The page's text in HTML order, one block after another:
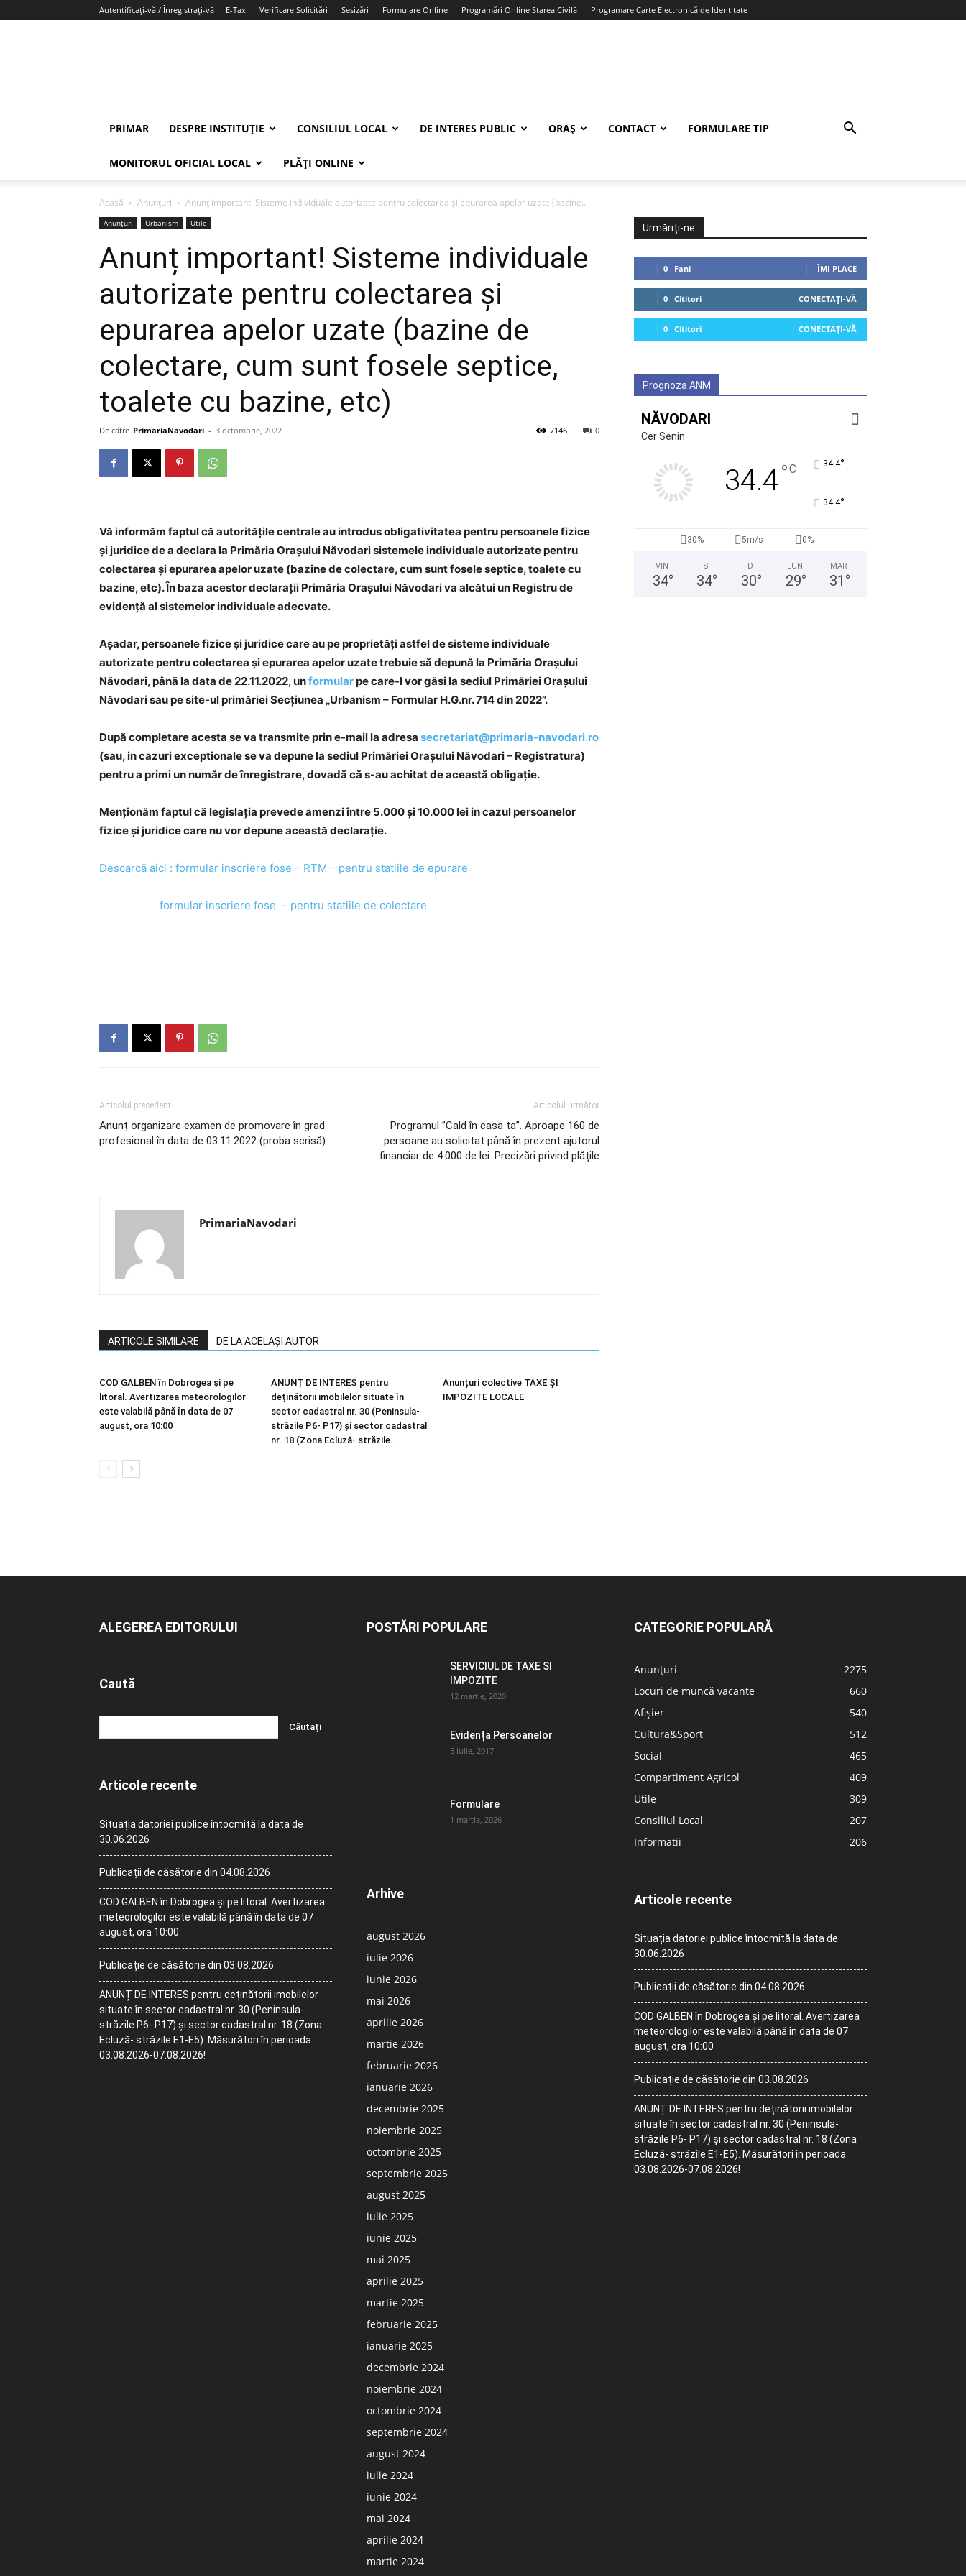
Autentificați-vă / Înregistrați-vă E-Tax Verificare Solicitări Sesizări Formulare Online Programări Online Starea Civilă Programare Carte Electronică de Identitate
PRIMAR DESPRE INSTITUȚIE CONSILIUL LOCAL DE INTERES PUBLIC ORAȘ CONTACT FORMULARE TIP
MONITORUL OFICIAL LOCAL PLĂȚI ONLINE
Acasă Anunțuri Anunț important! Sisteme individuale autorizate pentru colectarea și epurarea apelor uzate (bazine...
Anunțuri Urbanism Utile
Anunț important! Sisteme individuale
autorizate pentru colectarea și
epurarea apelor uzate (bazine de
colectare, cum sunt fosele septice,
toalete cu bazine, etc)
De către PrimariaNavodari - 3 octombrie, 2022 0
7146
Vă informăm faptul că autoritățile centrale au introdus obligativitatea pentru persoanele fizice
și juridice de a declara la Primăria Orașului Năvodari sistemele individuale autorizate pentru
colectarea și epurarea apelor uzate (bazine de colectare, cum sunt fosele septice, toalete cu
bazine, etc). În baza acestor declarații Primăria Orașului Năvodari va alcătui un Registru de
evidență al sistemelor individuale adecvate.
Așadar, persoanele fizice și juridice care au pe proprietăți astfel de sisteme individuale
autorizate pentru colectarea și epurarea apelor uzate trebuie să depună la Primăria Orașului
Năvodari, până la data de 22.11.2022, unformularpe care-l vor găsi la sediul Primăriei Orașului
Năvodari sau pe site-ul primăriei Secțiunea „Urbanism – Formular H.G.nr. 714 din 2022”.
După completare acesta se va transmite prin e-mail la adresa secretariat@primaria-navodari.ro
(sau, in cazuri exceptionale se va depune la sediul Primăriei Orașului Năvodari – Registratura)
pentru a primi un număr de înregistrare, dovadă că s-au achitat de această obligație.
Menționăm faptul că legislația prevede amenzi între 5.000 și 10.000 lei in cazul persoanelor
fizice și juridice care nu vor depune această declarație.
Descarcă aici : formular inscriere fose – RTM – pentru statiile de epurare
formular inscriere fose – pentru statiile de colectare
Articolul precedent
Anunț organizare examen de promovare în grad
profesional în data de 03.11.2022 (proba scrisă)
Articolul următor
Programul ”Cald în casa ta”. Aproape 160 de
persoane au solicitat până în prezent ajutorul
financiar de 4.000 de lei. Precizări privind plățile
PrimariaNavodari
ARTICOLE SIMILARE DE LA ACELAȘI AUTOR
COD GALBEN în Dobrogea și pe
litoral. Avertizarea meteorologilor
este valabilă până în data de 07
august, ora 10:00
ANUNȚ DE INTERES pentru
deținătorii imobilelor situate în
sector cadastral nr. 30 (Peninsula-
străzile P6- P17) și sector cadastral
nr. 18 (Zona Ecluză- străzile...
Anunțuri colective TAXE ȘI
IMPOZITE LOCALE
Urmăriți-ne
0 Fani ÎMI PLACE
0 Cititori CONECTAȚI-VĂ
0 Cititori CONECTAȚI-VĂ
Prognoza ANM
NĂVODARI
Cer Senin
34.4°C 34.4°
34.4°
30% 5m/s 0%
VIN
34°
S
34°
D
30°
LUN
29°
MAR
31 °
ALEGEREA EDITORULUI
Caută
Articole recente
Situația datoriei publice întocmită la data de
30.06.2026
Publicații de căsătorie din 04.08.2026
COD GALBEN în Dobrogea și pe litoral. Avertizarea
meteorologilor este valabilă până în data de 07
august, ora 10:00
Publicație de căsătorie din 03.08.2026
ANUNȚ DE INTERES pentru deținătorii imobilelor
situate în sector cadastral nr. 30 (Peninsula-
străzile P6- P17) și sector cadastral nr. 18 (Zona
Ecluză- străzile E1-E5). Măsurători în perioada
03.08.2026-07.08.2026!
POSTĂRI POPULARE
SERVICIUL DE TAXE SI
IMPOZITE
12 martie, 2020
Evidența Persoanelor
5 iulie, 2017
Formulare
1 martie, 2026
Arhive
august 2026
iulie 2026
iunie 2026
mai 2026
aprilie 2026
martie 2026
februarie 2026
ianuarie 2026
decembrie 2025
noiembrie 2025
octombrie 2025
septembrie 2025
august 2025
iulie 2025
iunie 2025
mai 2025
aprilie 2025
martie 2025
februarie 2025
ianuarie 2025
decembrie 2024
noiembrie 2024
octombrie 2024
septembrie 2024
august 2024
iulie 2024
iunie 2024
mai 2024
aprilie 2024
martie 2024
CATEGORIE POPULARĂ
Anunțuri
2275
Locuri de muncă vacante
660
Afișier
540
Cultură&Sport
512
Social
465
Compartiment Agricol
409
Utile
309
Consiliul Local
207
Informatii
206
Articole recente
Situația datoriei publice întocmită la data de
30.06.2026
Publicații de căsătorie din 04.08.2026
COD GALBEN în Dobrogea și pe litoral. Avertizarea
meteorologilor este valabilă până în data de 07
august, ora 10:00
Publicație de căsătorie din 03.08.2026
ANUNȚ DE INTERES pentru deținătorii imobilelor
situate în sector cadastral nr. 30 (Peninsula-
străzile P6- P17) și sector cadastral nr. 18 (Zona
Ecluză- străzile E1-E5). Măsurători în perioada
03.08.2026-07.08.2026!